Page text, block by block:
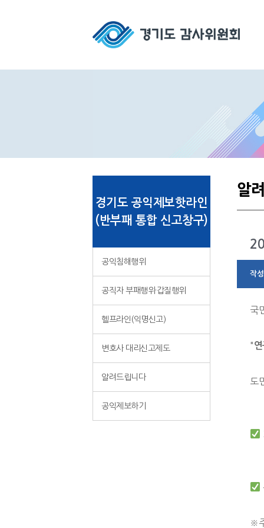
경기도 공익제보핫라인
(반부패 통합 신고창구)
공익침해행위
공직자 부패행위·갑질행위
헬프라인(익명신고)
변호사 대리신고제도
알려드립니다
공익제보하기
알
작
국
"
도
※